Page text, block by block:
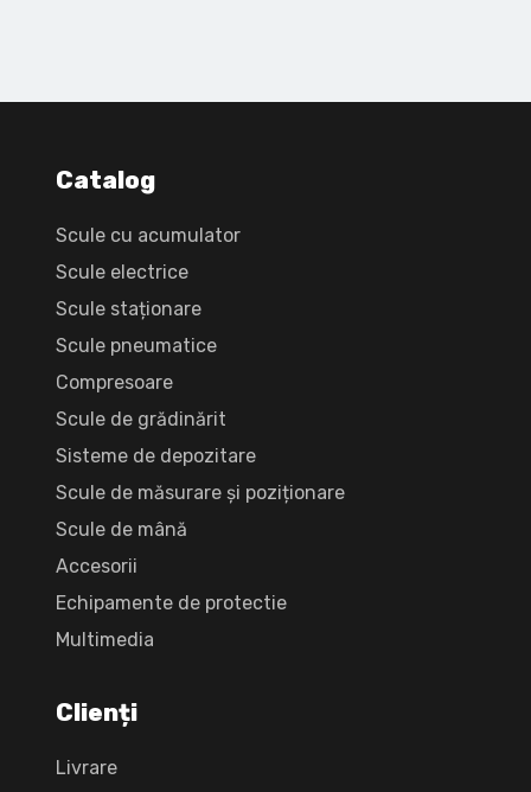
Catalog
Scule cu acumulator
Scule electrice
Scule staționare
Scule pneumatice
Compresoare
Scule de grădinărit
Sisteme de depozitare
Scule de măsurare și poziționare
Scule de mână
Accesorii
Echipamente de protectie
Multimedia
Clienți
Livrare